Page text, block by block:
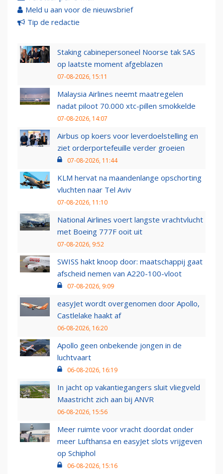
Meld u aan voor de nieuwsbrief
Tip de redactie
Staking cabinepersoneel Noorse tak SAS
op laatste moment afgeblazen
07-08-2026, 15:11
Malaysia Airlines neemt maatregelen
nadat piloot 70.000 xtc-pillen smokkelde
07-08-2026, 14:07
Airbus op koers voor leverdoelstelling en
ziet orderportefeuille verder groeien
07-08-2026, 11:44
KLM hervat na maandenlange opschorting
vluchten naar Tel Aviv
07-08-2026, 11:10
National Airlines voert langste vrachtvlucht
met Boeing 777F ooit uit
07-08-2026, 9:52
SWISS hakt knoop door: maatschappij gaat
afscheid nemen van A220-100-vloot
07-08-2026, 9:09
easyJet wordt overgenomen door Apollo,
Castlelake haakt af
06-08-2026, 16:20
Apollo geen onbekende jongen in de
luchtvaart
06-08-2026, 16:19
In jacht op vakantiegangers sluit vliegveld
Maastricht zich aan bij ANVR
06-08-2026, 15:56
Meer ruimte voor vracht doordat onder
meer Lufthansa en easyJet slots vrijgeven
op Schiphol
06-08-2026, 15:16